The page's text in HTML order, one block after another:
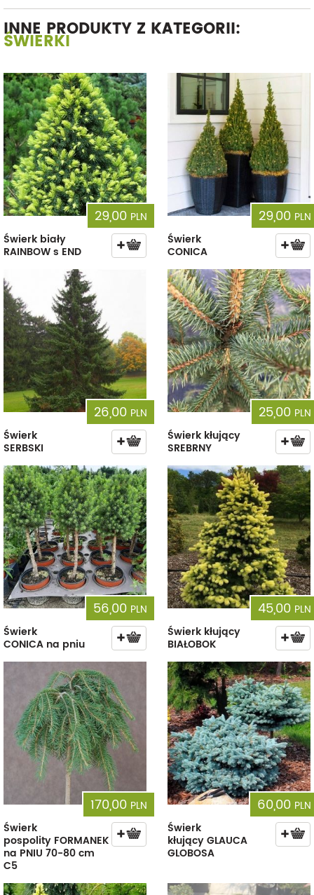
INNE PRODUKTY Z KATEGORII:
ŚWIERKI
29,00 PLN
Świerk biały
RAINBOW s END
29,00 PLN
Świerk
CONICA
26,00 PLN
Świerk
SERBSKI
25,00 PLN
Świerk kłujący
SREBRNY
56,00 PLN
Świerk
CONICA na pniu
45,00 PLN
Świerk kłujący
BIAŁOBOK
170,00 PLN
Świerk
pospolity FORMANEK
na PNIU 70-80 cm
C5
60,00 PLN
Świerk
kłujący GLAUCA
GLOBOSA